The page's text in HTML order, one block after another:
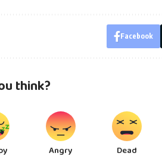
Facebook
think?
Angry Dead